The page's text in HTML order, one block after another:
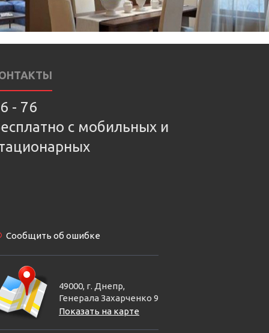
- 76
с мобильных и
Сообщить об ошибке
49000, г. Днепр,
Генерала Захарченко 9
Показать на карте